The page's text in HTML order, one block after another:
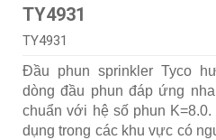
TY4931
TY4931
Đầu phun sprinkler Tyco
dòng đầu phun đáp ứng
chuẩn với hệ số phun
dụng trong các khu vực có